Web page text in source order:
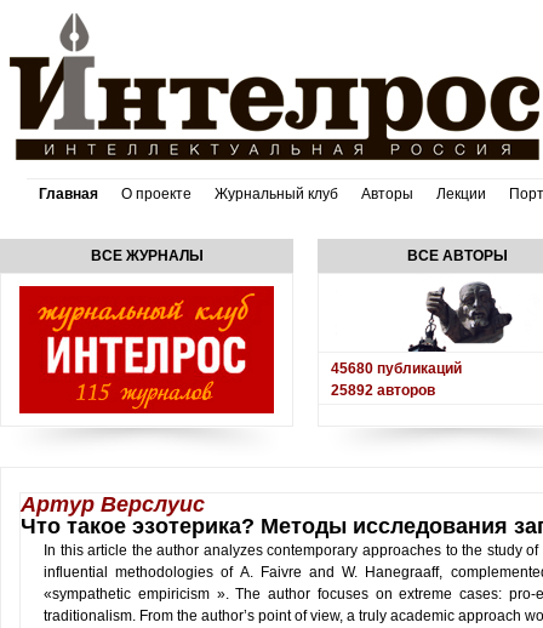
Главная О проекте Журнальный клуб Авторы Лекции
ВСЕ ЖУРНАЛЫ ВСЕ АВТОРЫ
45680 публикаций
25892 авторов
Артур Верслуис
Что такое эзотерика? Методы исследования
In this article the author analyzes contemporary approaches to the study
influential methodologies of A. Faivre and W. Hanegraaff,
«sympathetic empiricism ». The author focuses on extreme cases:
traditionalism. From the author’s point of view, a truly academic approach